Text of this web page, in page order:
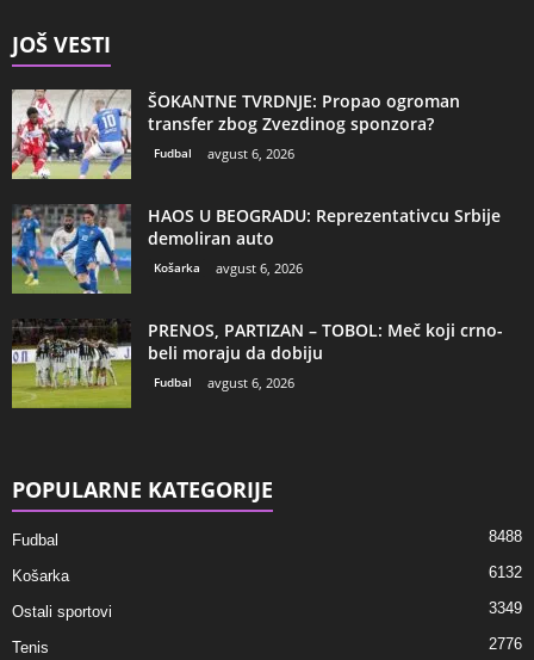
JOŠ VESTI
ŠOKANTNE TVRDNJE: Propao ogroman
transfer zbog Zvezdinog sponzora?
Fudbal avgust 6, 2026
HAOS U BEOGRADU: Reprezentativcu Srbije
demoliran auto
Košarka avgust 6, 2026
PRENOS, PARTIZAN – TOBOL: Meč koji crno-
beli moraju da dobiju
Fudbal avgust 6, 2026
POPULARNE KATEGORIJE
Fudbal 8488
Košarka 6132
Ostali sportovi 3349
Tenis 2776